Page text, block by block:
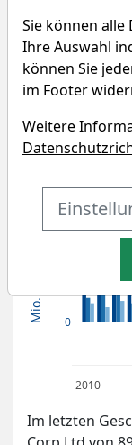
SFL
Analysen
von SFL
2010
0
EBIT
Mio. USD
Im letzten
Sie können
Ihre Auswahl
können Sie
im Footer
Weitere